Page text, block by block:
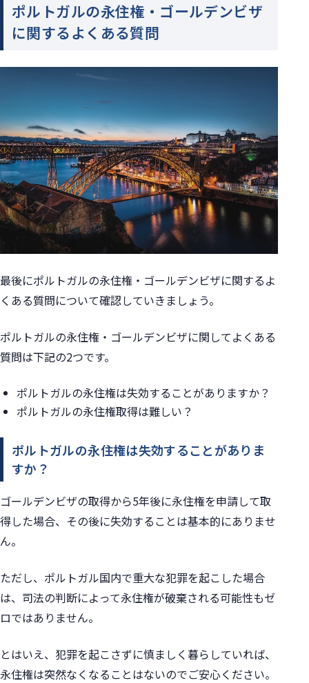
ポルトガルの永住権・ゴールデンビザ
に関するよくある質問
最後にポルトガルの永住権・ゴールデンビザに関するよ
くある質問について確認していきましょう。
ポルトガルの永住権・ゴールデンビザに関してよくある
質問は下記の2つです。
ポルトガルの永住権は失効することがありますか？
ポルトガルの永住権取得は難しい？
ポルトガルの永住権は失効することがありま
すか？
ゴールデンビザの取得から5年後に永住権を申請して取
得した場合、その後に失効することは基本的にありませ
ん。
ただし、ポルトガル国内で重大な犯罪を起こした場合
は、司法の判断によって永住権が破棄される可能性もゼ
ロではありません。
とはいえ、犯罪を起こさずに慎ましく暮らしていれば、
永住権は突然なくなることはないのでご安心ください。